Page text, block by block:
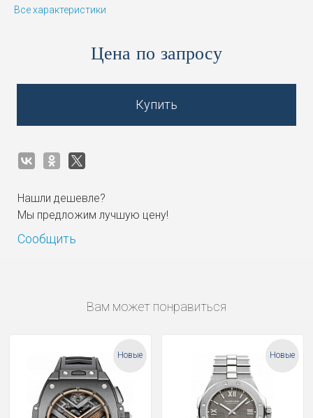
Все характеристики
Цена по запросу
Купить
Нашли дешевле?
Мы предложим лучшую цену!
Сообщить
Вам может понравиться
Новые Новые